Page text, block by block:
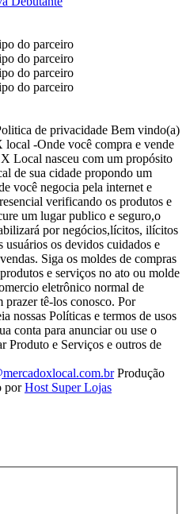
de privacidade Bem vindo(a)
-Onde você compra e vende
Local nasceu com um propósito
de sua cidade propondo um
você negocia pela internet e
verificando os produtos e
um lugar publico e seguro,o
por negócios,lícitos, ilícitos
usuários os devidos cuidados e
Siga os moldes de compras
e serviços no ato ou molde
eletrônico normal de
prazer tê-los conosco. Por
nossas Políticas e termos de usos
conta para anunciar ou use o
Produto e Serviços e outros de
Produção
porHost Super Lojas